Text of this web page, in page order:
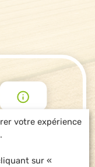
votre expérience
sur «